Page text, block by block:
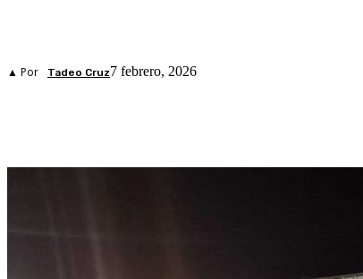
▲ Por Tadeo Cruz7 febrero, 2026